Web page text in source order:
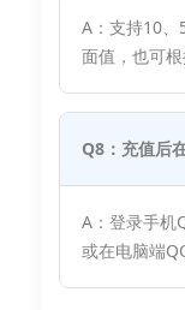
A：支持10
面值，也可
Q8：充值后
A：登录手机
或在电脑端